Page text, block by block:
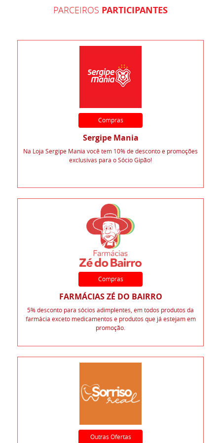
PARCEIROS PARTICIPANTES
Compras
Sergipe Mania
Na Loja Sergipe Mania você tem 10% de desconto e promoções
exclusivas para o Sócio Gipão!
Compras
FARMÁCIAS ZÉ DO BAIRRO
5% desconto para sócios adimplentes, em todos produtos da
farmácia exceto medicamentos e produtos que já estejam em
promoção.
Outras Ofertas